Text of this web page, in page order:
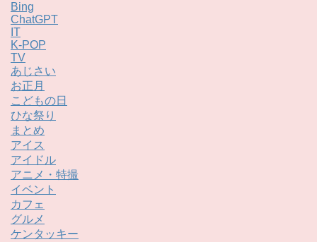
Bing
ChatGPT
IT
K-POP
TV
あじさい
お正月
こどもの日
ひな祭り
まとめ
アイス
アイドル
アニメ・特撮
イベント
カフェ
グルメ
ケンタッキー